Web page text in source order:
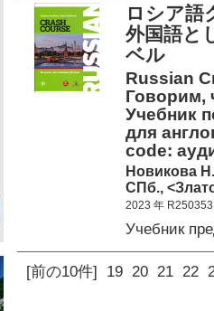
ロシア
外国語と
ベル
Russian
Говорим,
Учебник
для
code:
Новикова
СПб.,
2023 年 R250353
Учебник
[前の10件] 19 20 21 22